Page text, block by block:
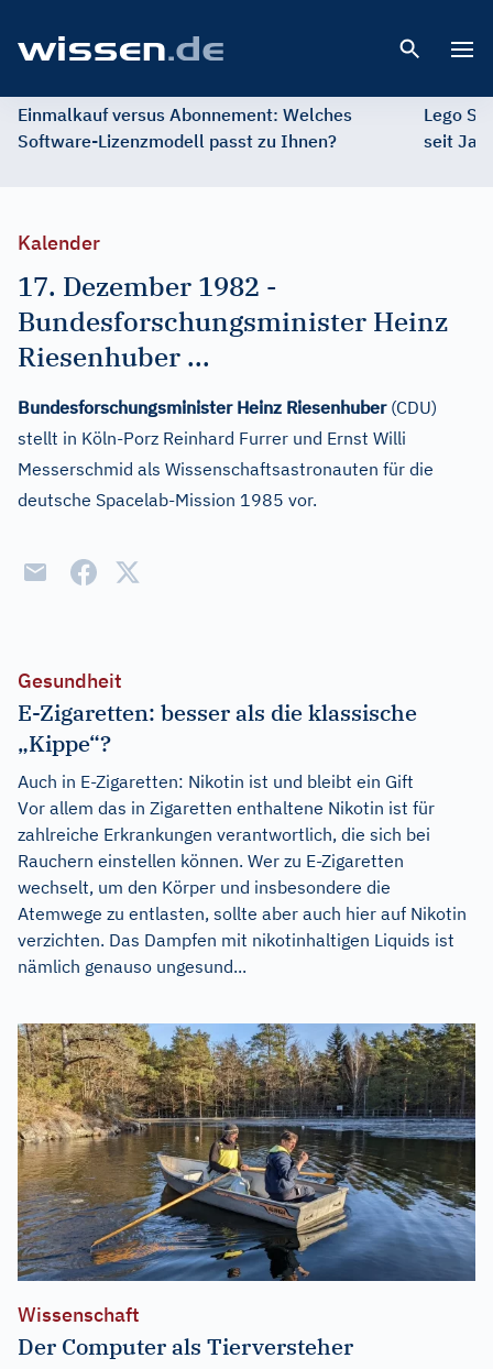
Einmalkauf versus Abonnement: Welches
Software-Lizenzmodell passt zu Ihnen?
Lego
seit
Kalender
17. Dezember 1982 -
Bundesforschungsminister Heinz
Riesenhuber ...
Bundesforschungsminister Heinz Riesenhuber (CDU)
stellt in Köln-Porz Reinhard Furrer und Ernst Willi
Messerschmid als Wissenschaftsastronauten für die
deutsche Spacelab-Mission 1985 vor.
Gesundheit
E-Zigaretten: besser als die klassische
„Kippe“?
Auch in E-Zigaretten: Nikotin ist und bleibt ein Gift
Vor allem das in Zigaretten enthaltene Nikotin ist für
zahlreiche Erkrankungen verantwortlich, die sich bei
Rauchern einstellen können. Wer zu E-Zigaretten
wechselt, um den Körper und insbesondere die
Atemwege zu entlasten, sollte aber auch hier auf Nikotin
verzichten. Das Dampfen mit nikotinhaltigen Liquids ist
nämlich genauso ungesund...
Wissenschaft
Der Computer als Tierversteher